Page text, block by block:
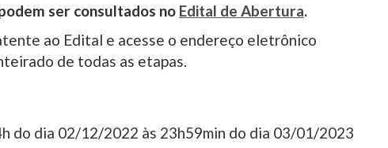
ser consultados no Edital de Abertura.
ao Edital e acesse o endereço eletrônico
de todas as etapas.
do dia 02/12/2022 às 23h59min do dia 03/01/2023